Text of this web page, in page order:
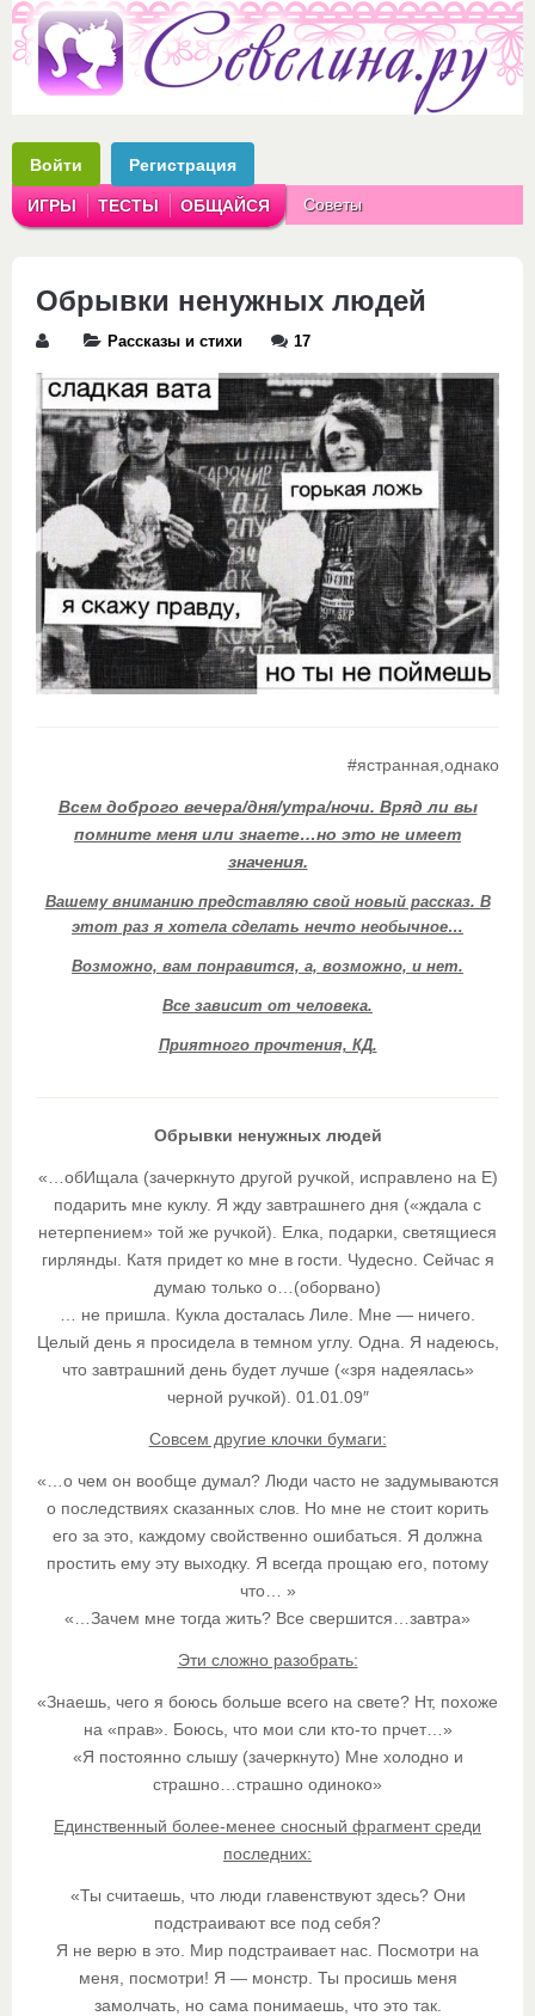
Войти Регистрация
ИГРЫ ТЕСТЫ ОБЩАЙСЯ Советы
Обрывки ненужных людей
Рассказы и стихи 17
#ястранная,однако
Всем доброго вечера/дня/утра/ночи. Вряд ли вы
помните меня или знаете…но это не имеет
значения.
Вашему вниманию представляю свой новый рассказ. В
этот раз я хотела сделать нечто необычное…
Возможно, вам понравится, а, возможно, и нет.
Все зависит от человека.
Приятного прочтения, КД.
Обрывки ненужных людей
«…обИщала (зачеркнуто другой ручкой, исправлено на Е)
подарить мне куклу. Я жду завтрашнего дня («ждала с
нетерпением» той же ручкой). Елка, подарки, светящиеся
гирлянды. Катя придет ко мне в гости. Чудесно. Сейчас я
думаю только о…(оборвано)
… не пришла. Кукла досталась Лиле. Мне — ничего.
Целый день я просидела в темном углу. Одна. Я надеюсь,
что завтрашний день будет лучше («зря надеялась»
черной ручкой). 01.01.09″
Совсем другие клочки бумаги:
«…о чем он вообще думал? Люди часто не задумываются
о последствиях сказанных слов. Но мне не стоит корить
его за это, каждому свойственно ошибаться. Я должна
простить ему эту выходку. Я всегда прощаю его, потому
что… »
«…Зачем мне тогда жить? Все свершится…завтра»
Эти сложно разобрать:
«Знаешь, чего я боюсь больше всего на свете? Нт, похоже
на «прав». Боюсь, что мои сли кто-то прчет…»
«Я постоянно слышу (зачеркнуто) Мне холодно и
страшно…страшно одиноко»
Единственный более-менее сносный фрагмент среди
последних:
«Ты считаешь, что люди главенствуют здесь? Они
подстраивают все под себя?
Я не верю в это. Мир подстраивает нас. Посмотри на
меня, посмотри! Я — монстр. Ты просишь меня
замолчать, но сама понимаешь, что это так.